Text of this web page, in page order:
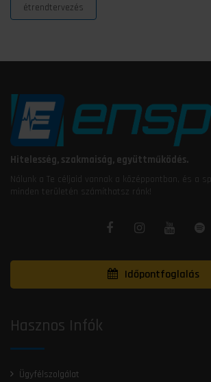
étrendtervezés
Hitelesség, szakmaiság, együttműködés.
Nálunk a Te céljaid vannak a középpontban, és a
minden területén számíthatsz ránk!
Időpontfoglalás
Hasznos Infók
Ügyfélszolgálat